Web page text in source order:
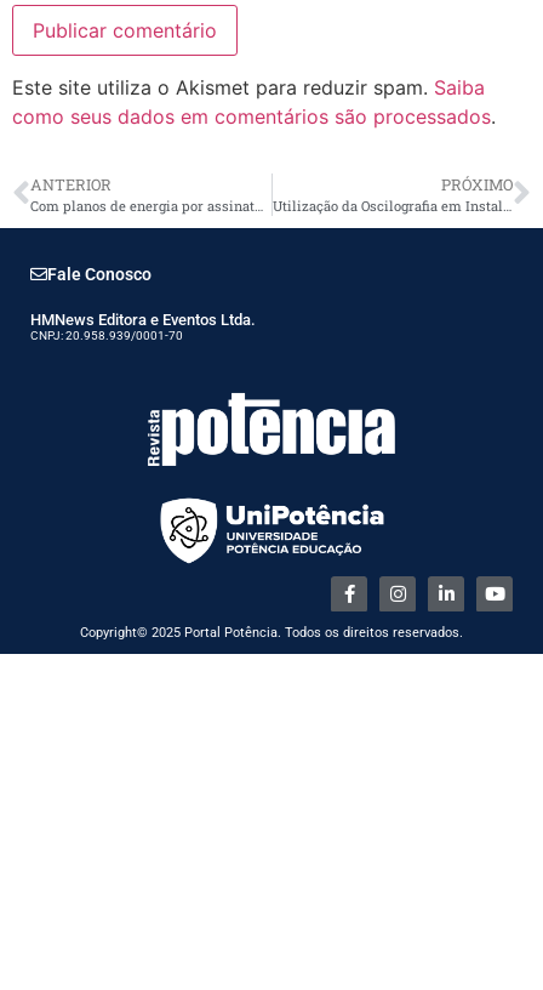
Este site utiliza o Akismet para reduzir spam. Saiba
como seus dados em comentários são processados.
ANTERIOR PRÓXIMO
Fale Conosco
HMNews Editora e Eventos Ltda.
CNPJ: 20.958.939/0001-70
Copyright© 2025 Portal Potência. Todos os direitos reservados.